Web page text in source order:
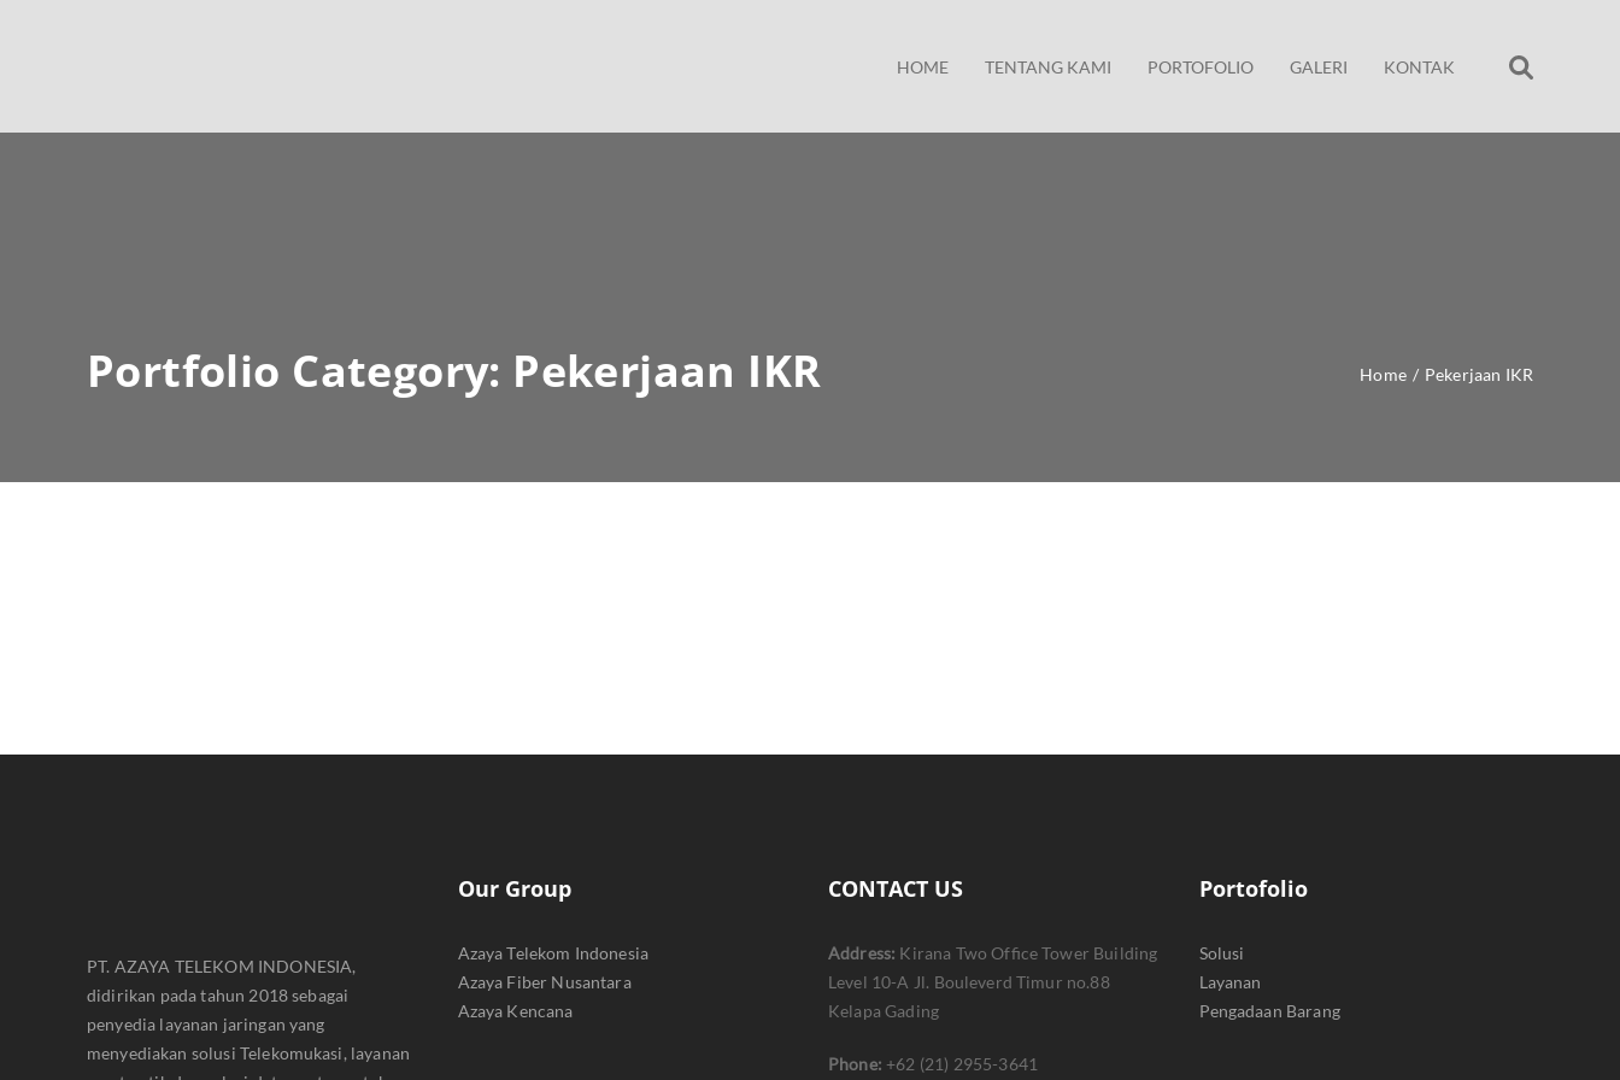
HOME TENTANG KAMI PORTOFOLIO GALERI KONTAK
Portfolio Category: Pekerjaan IKR Home / Pekerjaan IKR
PT. AZAYA TELEKOM INDONESIA,
didirikan pada tahun 2018 sebagai
penyedia layanan jaringan yang
menyediakan solusi Telekomukasi, layanan
Our Group
Azaya Telekom Indonesia
Azaya Fiber Nusantara
Azaya Kencana
CONTACT US
Address: Kirana Two Office Tower Building
Level 10-A Jl. Bouleverd Timur no.88
Kelapa Gading
Phone: +62 (21) 2955-3641
Portofolio
Solusi
Layanan
Pengadaan Barang